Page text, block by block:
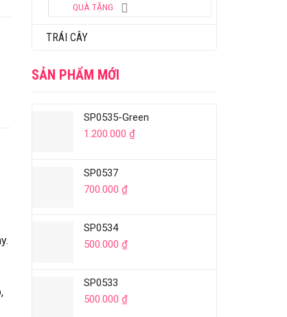
QUÀ TẶNG
TRÁI CÂY
SẢN PHẨM MỚI
SP0535-Green
1.200.000 ₫
SP0537
700.000 ₫
SP0534
500.000 ₫
SP0533
500.000 ₫